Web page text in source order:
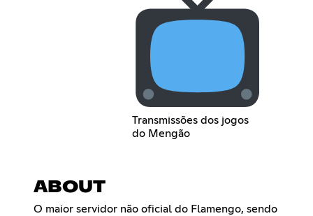
Transmissões dos jogos
do Mengão
ABOUT
O maior servidor não oficial do Flamengo, sendo